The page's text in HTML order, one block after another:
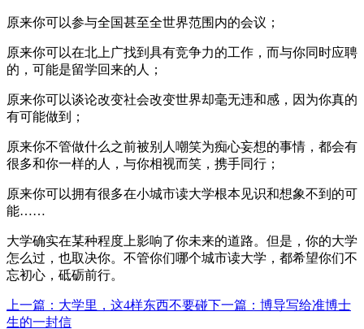
原来你可以参与全国甚至全世界范围内的会议；
原来你可以在北上广找到具有竞争力的工作，而与你同时应聘
的，可能是留学回来的人；
原来你可以谈论改变社会改变世界却毫无违和感，因为你真的
有可能做到；
原来你不管做什么之前被别人嘲笑为痴心妄想的事情，都会有
很多和你一样的人，与你相视而笑，携手同行；
原来你可以拥有很多在小城市读大学根本见识和想象不到的可
能……
大学确实在某种程度上影响了你未来的道路。但是，你的大学
怎么过，也取决你。不管你们哪个城市读大学，都希望你们不
忘初心，砥砺前行。
上一篇：大学里，这4样东西不要碰下一篇：博导写给准博士
生的一封信